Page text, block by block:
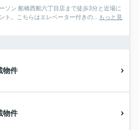
ソン 船橋西船六丁目店まで徒歩3分と近場に
ト。こちらはエレベーター付きの... もっと見
物件
物件